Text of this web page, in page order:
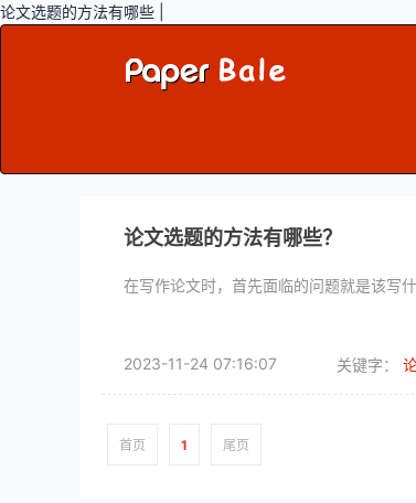
论文选题的方法有哪些 |
论文选题的方法有哪些？
在写作论文时，首先面临的问题就是该写
2023-11-24 07:16:07 关键字：
首页 1 尾页